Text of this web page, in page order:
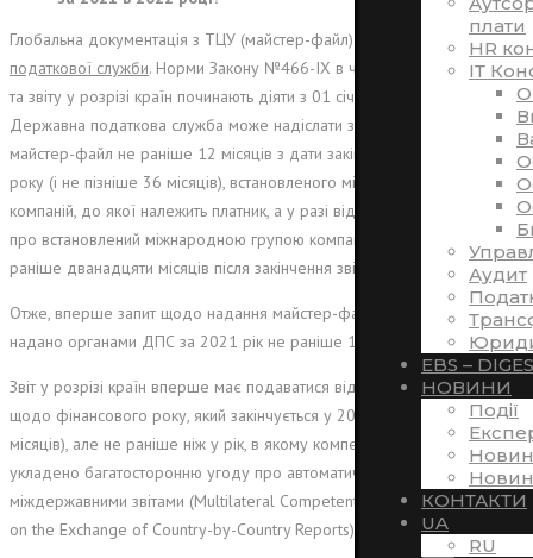
плати
HR
ІТ
Аудит
EBS –
НОВИНИ
Події
КОНТАКТИ
UA
RU
Глобальна документація з ТЦУ (майстер-файл) подається
на запит
податкової служби. Норми Закону №466-IX в частині майстер-файлу
та звіту у розрізі країн починають діяти з 01 січня 2021 року.
Державна податкова служба може надіслати запит з вимогою надати
майстер-файл не раніше 12 місяців з дати закінчення фінансового
року (і не пізніше 36 місяців), встановленого міжнародною групою
компаній, до якої належить платник, а у разі відсутності відомостей
про встановлений міжнародною групою компаній фінансовий рік – не
раніше дванадцяти місяців після закінчення звітного року.
Отже, вперше запит щодо надання майстер-файлу може бути
надано органами ДПС за 2021 рік не раніше 1 січня 2023 року.
Звіт у розрізі країн вперше має подаватися відповідними платниками
щодо фінансового року, який закінчується у 2021 році (протягом 12
місяців), але не раніше ніж у рік, в якому компетентними органами
укладено багатосторонню угоду про автоматичний обмін
міждержавними звітами (Мultilateral Сompetent Authority Agreement
on the Exchange of Country-by-Country Reports).